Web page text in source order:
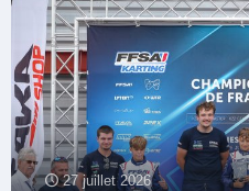
27 juillet 2026